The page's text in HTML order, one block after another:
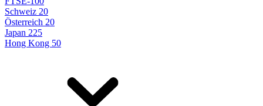
Schweiz 20
Österreich 20
Japan 225
Hong Kong 50